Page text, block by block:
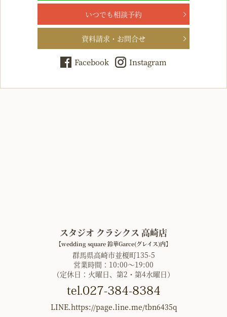
いつでも相談予約
資料請求・お問合せ
Facebook Instagram
スタジオ クラシクス 高崎店
【wedding square 鈴華Garce(グレイス)内】
群馬県高崎市並榎町135-5
営業時間：10:00〜19:00
（定休日：火曜日、第2・第4水曜日）
tel.027-384-8384
LINE.https://page.line.me/tbn6435q